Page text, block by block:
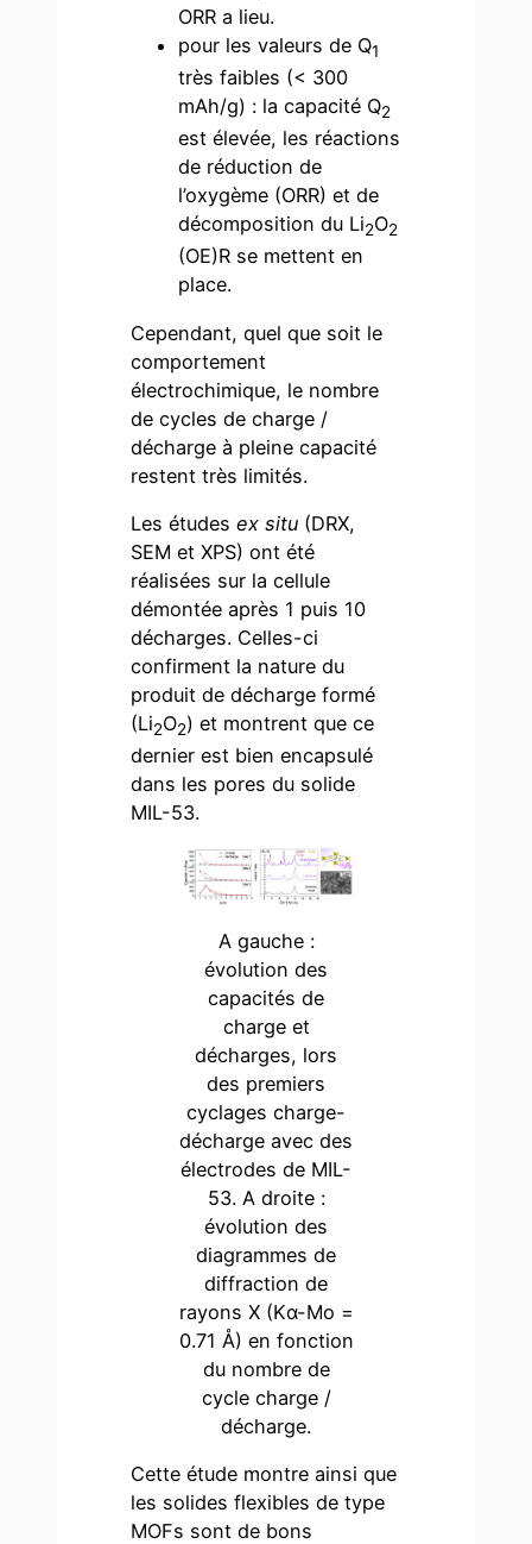
ORR a lieu.
pour les valeurs de Q1
très faibles (< 300
mAh/g) : la capacité Q2
est élevée, les réactions
de réduction de
l’oxygème (ORR) et de
décomposition du Li2O2
(OE)R se mettent en
place.
Cependant, quel que soit le
comportement
électrochimique, le nombre
de cycles de charge /
décharge à pleine capacité
restent très limités.
Les étudesex situ (DRX,
SEM et XPS) ont été
réalisées sur la cellule
démontée après 1 puis 10
décharges. Celles-ci
confirment la nature du
produit de décharge formé
(Li2O2) et montrent que ce
dernier est bien encapsulé
dans les pores du solide
MIL-53.
A gauche :
évolution des
capacités de
charge et
décharges, lors
des premiers
cyclages charge-
décharge avec des
électrodes de MIL-
53. A droite :
évolution des
diagrammes de
diffraction de
rayons X (Kα-Mo =
0.71 Å) en fonction
du nombre de
cycle charge /
décharge.
Cette étude montre ainsi que
les solides flexibles de type
MOFs sont de bons